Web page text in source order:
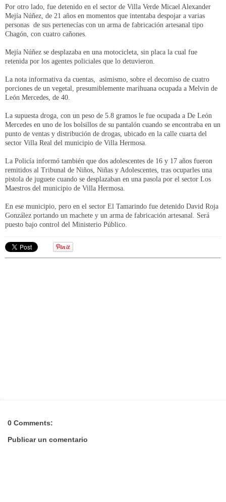
Por otro lado, fue detenido en el sector de Villa Verde Micael Alexander
Mejía Núñez, de 21 años en momentos que intentaba despojar a varias
personas de sus pertenecías con un arma de fabricación artesanal tipo
Chagón, con cuatro cañones.
Mejía Núñez se desplazaba en una motocicleta, sin placa la cual fue
retenida por los agentes policiales que lo detuvieron.
La nota informativa da cuentas, asimismo, sobre el decomiso de cuatro
porciones de un vegetal, presumiblemente marihuana ocupada a Melvin de
León Mercedes, de 40.
La supuesta droga, con un peso de 5.8 gramos le fue ocupada a De León
Mercedes en uno de los bolsillos de su pantalón cuando se encontraba en un
punto de ventas y distribución de drogas, ubicado en la calle cuarta del
sector Villa Real del municipio de Villa Hermosa.
La Policía informó también que dos adolescentes de 16 y 17 años fueron
remitidos al Tribunal de Niños, Niñas y Adolescentes, tras ocuparles una
pistola de juguete cuando se desplazaban en una pasola por el sector Los
Maestros del municipio de Villa Hermosa.
En ese municipio, pero en el sector El Tamarindo fue detenido David Roja
González portando un machete y un arma de fabricación artesanal. Será
puesto bajo control del Ministerio Público.
0 Comments:
Publicar un comentario